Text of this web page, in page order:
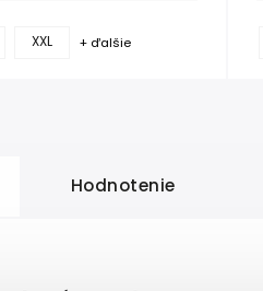
XXL + ďalšie
Hodnotenie